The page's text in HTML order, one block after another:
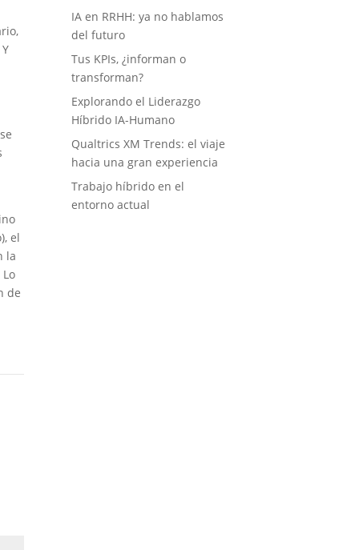
el
la
de
IA en RRHH: ya no hablamos
del futuro
Tus KPIs, ¿informan o
transforman?
Explorando el Liderazgo
Híbrido IA-Humano
Qualtrics XM Trends: el viaje
hacia una gran experiencia
Trabajo híbrido en el
entorno actual